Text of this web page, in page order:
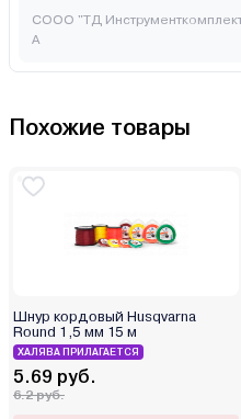
СООО "ТД
А
Похожие товары
Шнур кордовый Husqvarna
Round 1,5 мм 15 м
ХАЛЯВА ПРИЛАГАЕТСЯ
5.69 руб.
6.2 руб.